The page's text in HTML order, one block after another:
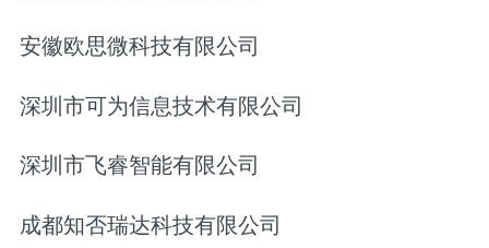
安徽欧思微科技有限公司
深圳市可为信息技术有限公司
深圳市飞睿智能有限公司
成都知否瑞达科技有限公司